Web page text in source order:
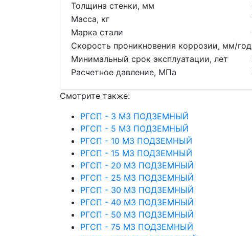
Толщина стенки, мм
Масса, кг
Марка стали
Скорость проникновения коррозии, мм/год
Минимальный срок эксплуатации, лет
Расчетное давление, МПа
Смотрите также:
РГСП - 3 М3 ПОДЗЕМНЫЙ
РГСП - 5 М3 ПОДЗЕМНЫЙ
РГСП - 10 М3 ПОДЗЕМНЫЙ
РГСП - 15 М3 ПОДЗЕМНЫЙ
РГСП - 20 М3 ПОДЗЕМНЫЙ
РГСП - 25 М3 ПОДЗЕМНЫЙ
РГСП - 30 М3 ПОДЗЕМНЫЙ
РГСП - 40 М3 ПОДЗЕМНЫЙ
РГСП - 50 М3 ПОДЗЕМНЫЙ
РГСП - 75 М3 ПОДЗЕМНЫЙ